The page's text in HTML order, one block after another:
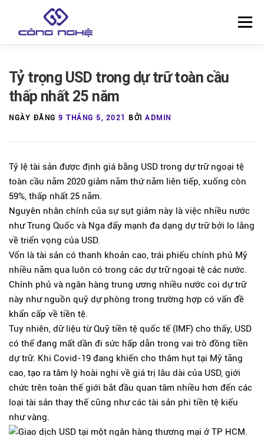
content
Menu
Tỷ trọng USD trong dự trữ toàn cầu
thấp nhất 25 năm
NGÀY ĐĂNG 9 THÁNG 5, 2021 BỞI ADMIN
Tỷ lệ tài sản được định giá bằng USD trong dự trữ ngoại tệ
toàn cầu năm 2020 giảm năm thứ năm liên tiếp, xuống còn
59%, thấp nhất 25 năm.
Nguyên nhân chính của sự sụt giảm này là việc nhiều nước
như Trung Quốc và Nga đẩy mạnh đa dạng dự trữ bởi lo lắng
về triển vọng của USD.
Vốn là tài sản có thanh khoản cao, trái phiếu chính phủ Mỹ
nhiều năm qua luôn có trong các dự trữ ngoại tệ các nước.
Chính phủ và ngân hàng trung ương nhiều nước coi dự trữ
này như nguồn quỹ dự phòng trong trường hợp có vấn đề
khẩn cấp về tiền tệ.
Tuy nhiên, dữ liệu từ Quỹ tiền tệ quốc tế (IMF) cho thấy, USD
có thể đang mất dần đi sức hấp dẫn trong vai trò đồng tiền
dự trữ. Khi Covid-19 đang khiến cho thâm hụt tại Mỹ tăng
cao, tạo ra tâm lý hoài nghi về giá trị lâu dài của USD, giới
chức trên toàn thế giới bắt đầu quan tâm nhiều hơn đến các
loại tài sản thay thế cũng như các tài sản phi tiền tệ kiểu
như vàng.